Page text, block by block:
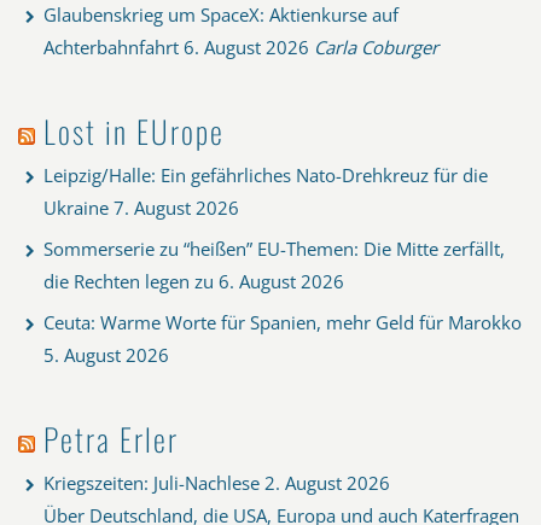
Glaubenskrieg um SpaceX: Aktienkurse auf
Achterbahnfahrt 6. August 2026 Carla Coburger
Lost in EUrope
Leipzig/Halle: Ein gefährliches Nato-Drehkreuz für die
Ukraine 7. August 2026
Sommerserie zu “heißen” EU-Themen: Die Mitte zerfällt,
die Rechten legen zu 6. August 2026
Ceuta: Warme Worte für Spanien, mehr Geld für Marokko
5. August 2026
Petra Erler
Kriegszeiten: Juli-Nachlese 2. August 2026
Über Deutschland, die USA, Europa und auch Katerfragen